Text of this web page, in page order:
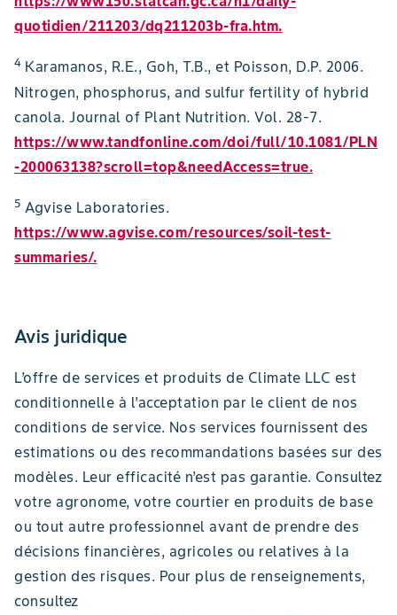
quotidien/211203/dq211203b-fra.htm.
4Karamanos, R.E., Goh, T.B., et Poisson, D.P. 2006.
Nitrogen, phosphorus, and sulfur fertility of hybrid
canola. Journal of Plant Nutrition. Vol. 28-7.
https://www.tandfonline.com/doi/full/10.1081/PLN
-200063138?scroll=top&needAccess=true.
5 Agvise Laboratories.
https://www.agvise.com/resources/soil-test-
summaries/.
Avis juridique
L’offre de services et produits de Climate LLC est
conditionnelle à l’acceptation par le client de nos
conditions de service. Nos services fournissent des
estimations ou des recommandations basées sur des
modèles. Leur efficacité n’est pas garantie. Consultez
votre agronome, votre courtier en produits de base
ou tout autre professionnel avant de prendre des
décisions financières, agricoles ou relatives à la
gestion des risques. Pour plus de renseignements,
consultez